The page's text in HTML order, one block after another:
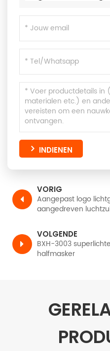
INDIENEN
VORIG
Aangepast logo
aangedreven
VOLGENDE
BXH-3003
halfmasker